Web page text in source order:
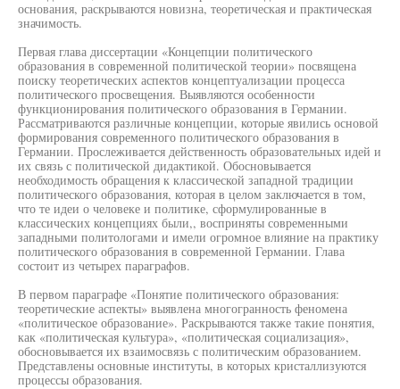
основания, раскрываются новизна, теоретическая и практическая
значимость.
Первая глава диссертации «Концепции политического
образования в современной политической теории» посвящена
поиску теоретических аспектов концептуализации процесса
политического просвещения. Выявляются особенности
функционирования политического образования в Германии.
Рассматриваются различные концепции, которые явились основой
формирования современного политического образования в
Германии. Прослеживается действенность образовательных идей и
их связь с политической дидактикой. Обосновывается
необходимость обращения к классической западной традиции
политического образования, которая в целом заключается в том,
что те идеи о человеке и политике, сформулированные в
классических концепциях были,, восприняты современными
западными политологами и имели огромное влияние на практику
политического образования в современной Германии. Глава
состоит из четырех параграфов.
В первом параграфе «Понятие политического образования:
теоретические аспекты» выявлена многогранность феномена
«политическое образование». Раскрываются также такие понятия,
как «политическая культура», «политическая социализация»,
обосновывается их взаимосвязь с политическим образованием.
Представлены основные институты, в которых кристаллизуются
процессы образования.